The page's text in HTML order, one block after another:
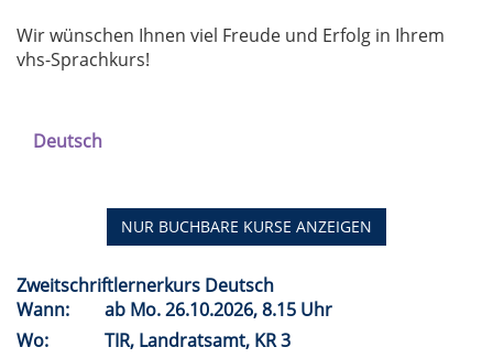
Wir wünschen Ihnen viel Freude und Erfolg in Ihrem
vhs-Sprachkurs!
Deutsch
NUR BUCHBARE KURSE ANZEIGEN
Zweitschriftlernerkurs Deutsch
Wann:
ab Mo.26.10.2026, 8.15 Uhr
Wo:
TIR, Landratsamt, KR 3